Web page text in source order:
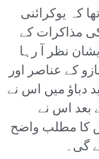
کہ یوکرائنی
مذاکرات کے
نظر آ رہا
کے عناصر اور
دباؤ میں اس نے
بعد اس نے
کا مطلب واضح
گی۔